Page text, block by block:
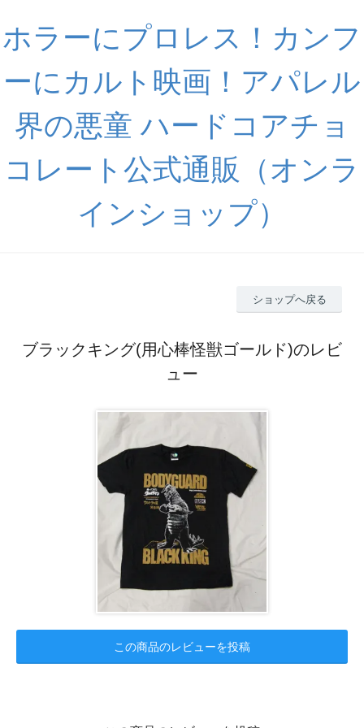
ホラーにプロレス！カンフ
ーにカルト映画！アパレル
界の悪童 ハードコアチョ
コレート公式通販（オンラ
インショップ）
ショップへ戻る
ブラックキング(用心棒怪獣ゴールド)のレビ
ュー
この商品のレビューを投稿